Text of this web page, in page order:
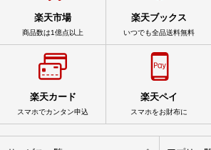
楽天市場
商品数は1億点以上
楽天ブックス
いつでも全品送料無料
楽天カード
スマホでカンタン申込
楽天ペイ
スマホをお財布に